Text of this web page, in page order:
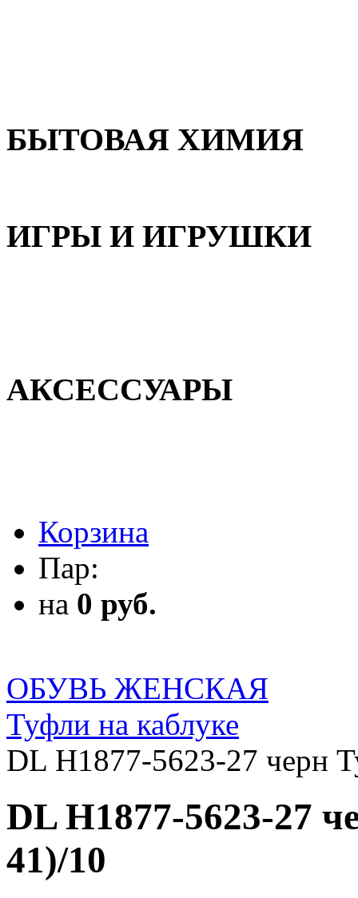
БЫТОВАЯ ХИМИЯ
ИГРЫ И ИГРУШКИ
АКСЕССУАРЫ
Корзина
Пар:
на 0 руб.
ОБУВЬ ЖЕНСКАЯ
Туфли на каблуке
DL H1877-5623-27 черн
DL H1877-5623-27
41)/10